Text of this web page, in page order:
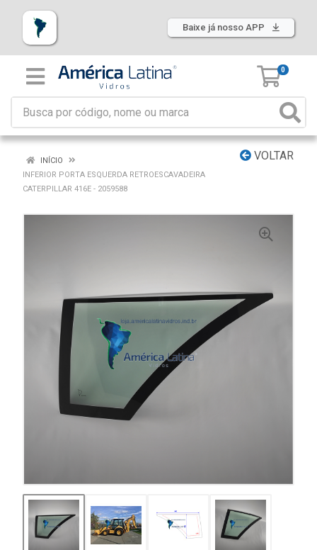
Baixe já nosso APP
0
VOLTAR
INÍCIO
INFERIOR PORTA ESQUERDA RETROESCAVADEIRA
CATERPILLAR 416E - 2059588